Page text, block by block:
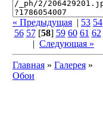
« Предыдущая | 53 54
56 57[58] 59 60 61 62
| Следующая »
Главная » Галерея »
Обои